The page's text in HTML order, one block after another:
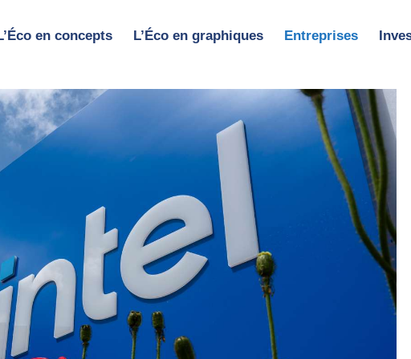
en concepts L’Éco en graphiques Entreprises